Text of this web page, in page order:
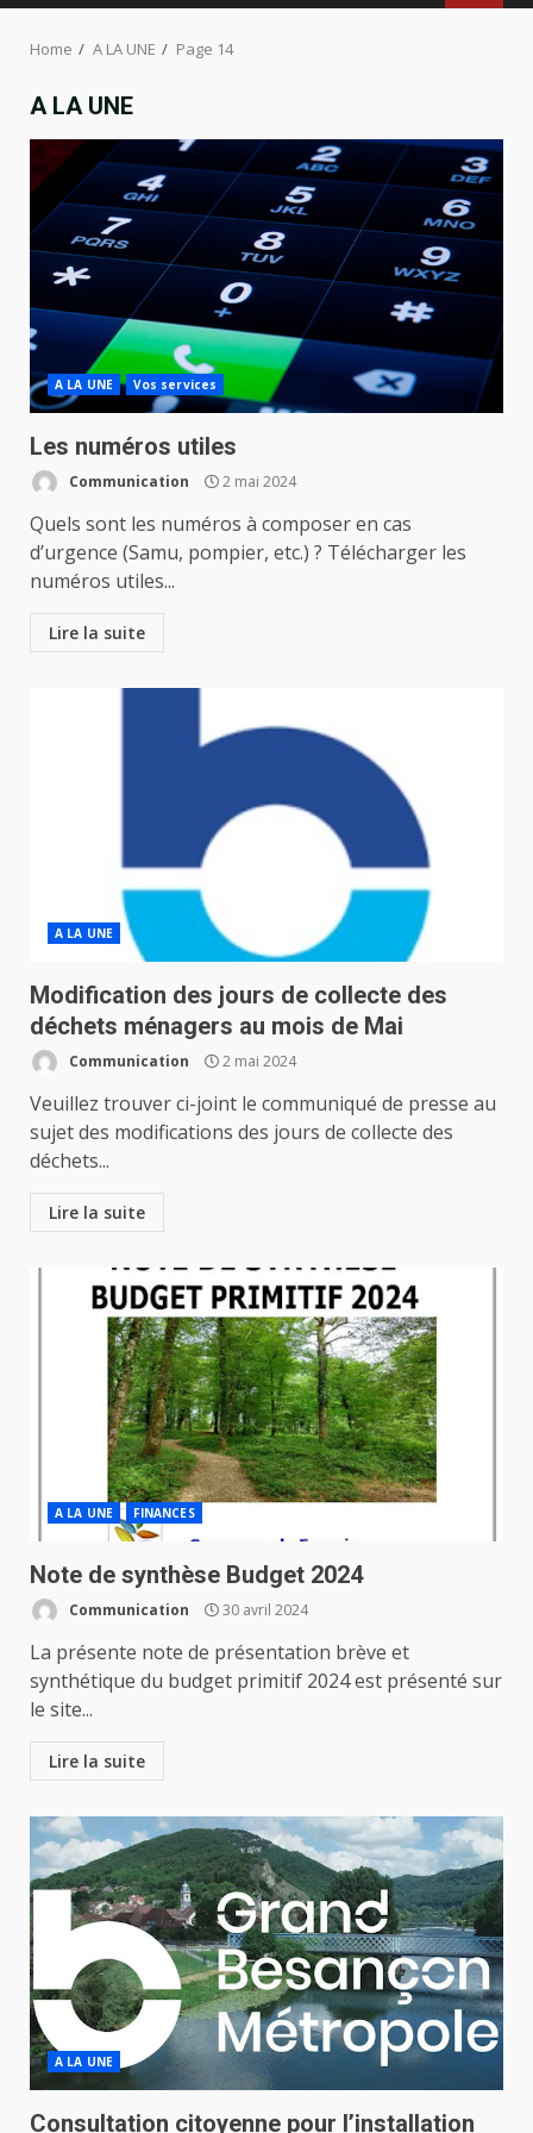
Home A LA UNE Page 14
A LA UNE
A LA UNE Vos services
Les numéros utiles
Communication 2 mai 2024
Quels sont les numéros à composer en cas
d’urgence (Samu, pompier, etc.) ? Télécharger les
numéros utiles...
Lire la suite
A LA UNE
Modification des jours de collecte des
déchets ménagers au mois de Mai
Communication 2 mai 2024
Veuillez trouver ci-joint le communiqué de presse au
sujet des modifications des jours de collecte des
déchets...
Lire la suite
A LA UNE FINANCES
Note de synthèse Budget 2024
Communication 30 avril 2024
La présente note de présentation brève et
synthétique du budget primitif 2024 est présenté sur
le site...
Lire la suite
A LA UNE
Consultation citoyenne pour l’installation